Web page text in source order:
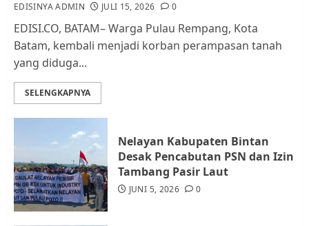
AGUSTUS 1, 2026
Warga Rempang Ajukan
Audiensi dengan Wali Kota
EDISINYA ADMIN JULI 15, 2026 0
EDISI.CO, BATAM– Warga Pulau Rempang, Kota
Batam, kembali menjadi korban perampasan tanah
yang diduga...
SELENGKAPNYA
Nelayan Kabupaten Bintan
Desak Pencabutan PSN dan Izin
Tambang Pasir Laut
JUNI 5, 2026 0